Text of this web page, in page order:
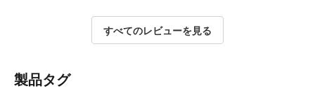
すべてのレビューを見る
製品タグ